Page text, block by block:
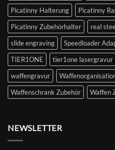
Picatinny Halterung
Picatinny
Picatinny Zubehörhalter
real
slide engraving
Speedloader
TIER1ONE
tier1one lasergravur
waffengravur
Waffenschrank Zubehör
Waffen
NEWSLETTER